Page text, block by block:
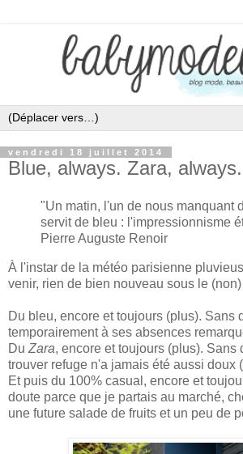
vendredi 18 juillet 2014
Blue, always. Zara, always.
"Un matin, l'un de nous manquant
servit de bleu : l'impressionnisme
Pierre Auguste Renoir
À l'instar de la météo parisienne
venir, rien de bien nouveau sous le
Du bleu, encore et toujours (plus). Sans
temporairement à ses absences
Du Zara, encore et toujours (plus). Sans
trouver refuge n'a jamais été aussi doux
Et puis du 100% casual, encore et
doute parce que je partais au marché,
une future salade de fruits et un peu de